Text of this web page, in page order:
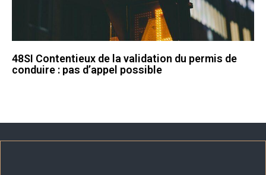
48SI Contentieux de la validation du permis de
conduire : pas d’appel possible